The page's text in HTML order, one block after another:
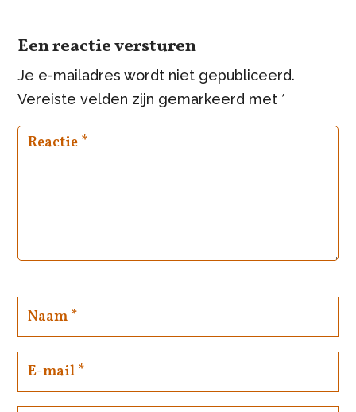
Een reactie versturen
Je e-mailadres wordt niet gepubliceerd.
Vereiste velden zijn gemarkeerd met*